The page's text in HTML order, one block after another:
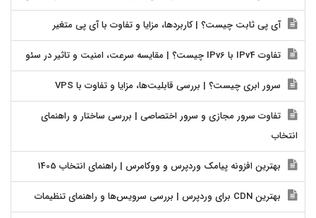
آی پی ثابت چیست؟ | کاربردها، مزایا و تفاوت با آی پی متغیر
تفاوت IPv4 با IPv6 چیست؟ | مقایسه سرعت، امنیت و تاثیر در سئو
سرور ابری چیست؟ | بررسی قابلیت‌ها، مزایا و تفاوت با VPS
تفاوت سرور مجازی و سرور اختصاصی | بررسی ساختار و راهنمای
انتخاب
بهترین افزونه پیامک وردپرس و ووکامرس | راهنمای انتخاب 1405
بهترین CDN برای وردپرس | بررسی سرویس‌ها و راهنمای تنظیمات